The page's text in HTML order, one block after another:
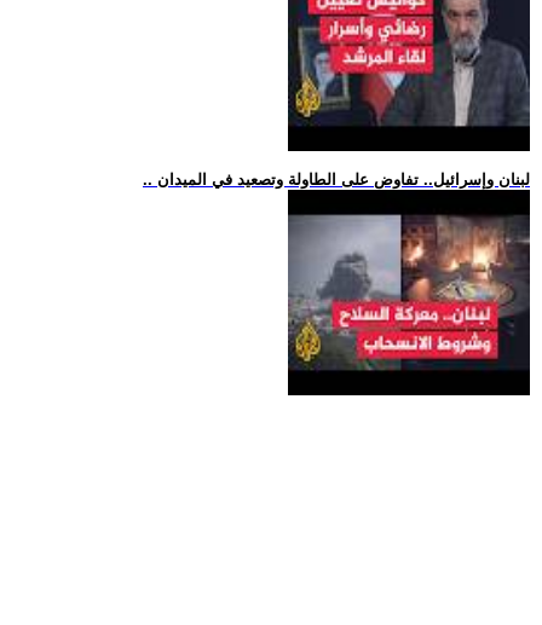
.. لبنان وإسرائيل.. تفاوض على الطاولة وتصعيد في الميدان